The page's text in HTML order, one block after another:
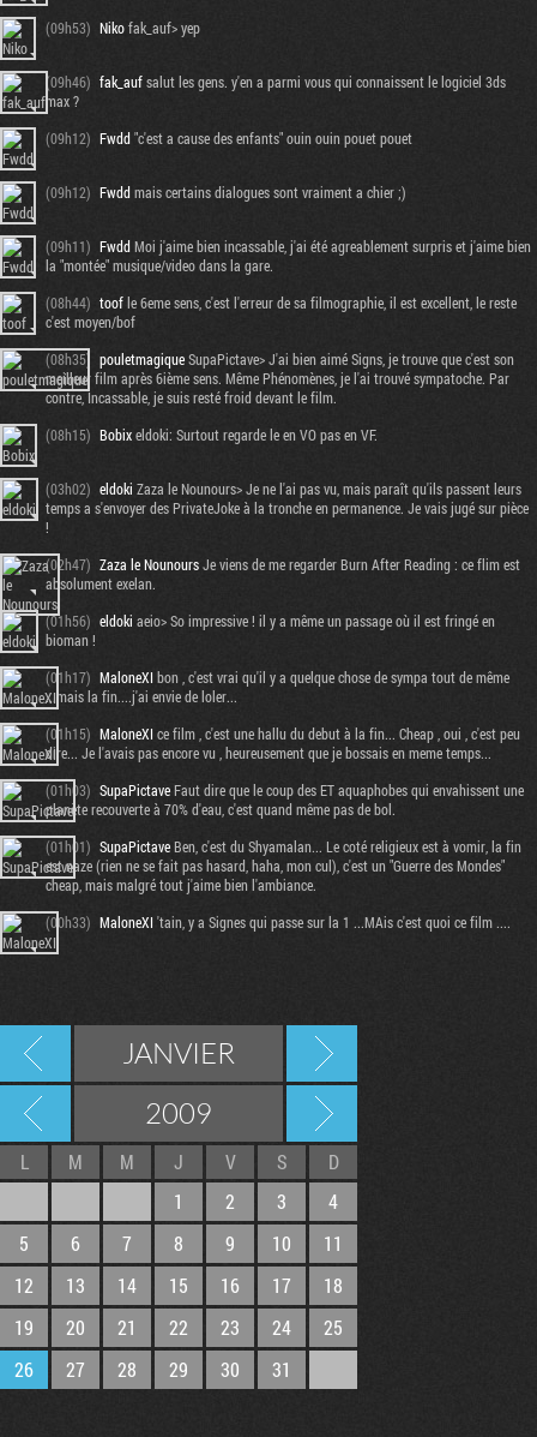
(09h53) Nikofak_auf> yep
(09h46) fak_aufsalut les gens. y'en a parmi vous qui connaissent le logiciel 3ds
max ?
(09h12) Fwdd"c'est a cause des enfants" ouin ouin pouet pouet
(09h12) Fwddmais certains dialogues sont vraiment a chier ;)
(09h11) FwddMoi j'aime bien incassable, j'ai été agreablement surpris et j'aime bien
la "montée" musique/video dans la gare.
(08h44) toofle 6eme sens, c'est l'erreur de sa filmographie, il est excellent, le reste
c'est moyen/bof
(08h35)
pouletmagiqueSupaPictave> J'ai bien aimé Signs, je trouve que c'est son
meilleur film après 6ième sens. Même Phénomènes, je l'ai trouvé sympatoche. Par
contre, Incassable, je suis resté froid devant le film.
(08h15) Bobixeldoki: Surtout regarde le en VO pas en VF.
(03h02) eldoki Zaza le Nounours> Je ne l'ai pas vu, mais paraît qu'ils passent leurs
temps a s'envoyer des PrivateJoke à la tronche en permanence. Je vais jugé sur pièce
!
(02h47) Zaza le NounoursJe viens de me regarder Burn After Reading : ce flim est
absolument exelan.
(01h56) eldoki aeio> So impressive ! il y a même un passage où il est fringé en
bioman !
(01h17) MaloneXI bon , c'est vrai qu'il y a quelque chose de sympa tout de même
...mais la fin....j'ai envie de loler...
(01h15) MaloneXI ce film , c'est une hallu du debut à la fin... Cheap , oui , c'est peu
dire... Je l'avais pas encore vu , heureusement que je bossais en meme temps...
(01h03) SupaPictaveFaut dire que le coup des ET aquaphobes qui envahissent une
planète recouverte à 70% d'eau, c'est quand même pas de bol.
(01h01) SupaPictaveBen, c'est du Shyamalan... Le coté religieux est à vomir, la fin
est naze (rien ne se fait pas hasard, haha, mon cul), c'est un "Guerre des Mondes"
cheap, mais malgré tout j'aime bien l'ambiance.
(00h33) MaloneXI 'tain, y a Signes qui passe sur la 1 ...MAis c'est quoi ce film ....
JANVIER
2009
L M M J V S
D
1
2 3
4
5
6 7 8 9 10
11
12
13 14 15 16 17
18
19
20 21 22 23 24
25
26
27 28 29 30 31